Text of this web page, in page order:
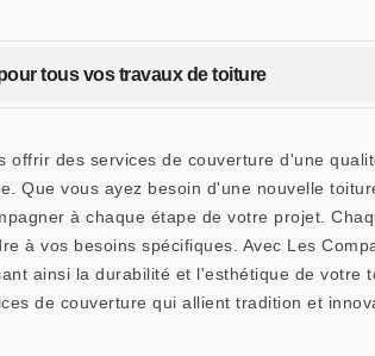
tous vos travaux de toiture
des services de couverture d'une
Que vous ayez besoin d'une nouvelle
à chaque étape de votre projet.
à vos besoins spécifiques. Avec Les
ainsi la durabilité et l'esthétique de votre
de couverture qui allient tradition et